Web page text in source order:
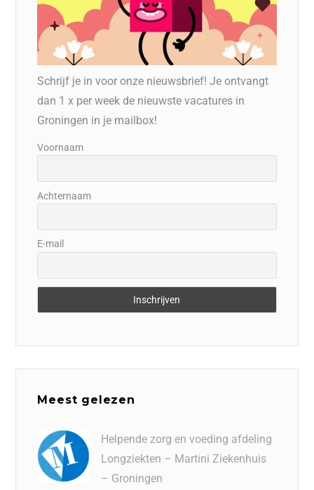
Schrijf je in voor onze nieuwsbrief! Je ontvangt
dan 1 x per week de nieuwste vacatures in
Groningen in je mailbox!
Voornaam
Achternaam
E-mail
Meest gelezen
Helpende zorg en voeding afdeling
Longziekten – Martini Ziekenhuis
– Groningen